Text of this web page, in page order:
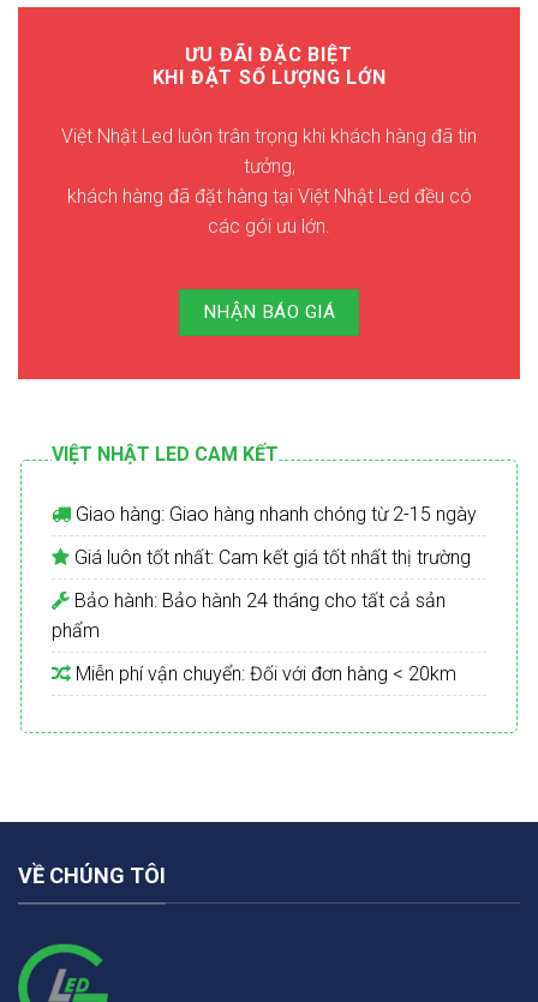
ƯU ĐÃI ĐẶC BIỆT
KHI ĐẶT SỐ LƯỢNG LỚN
Việt Nhật Led luôn trân trọng khi khách hàng đã tin
tưởng,
khách hàng đã đặt hàng tại Việt Nhật Led đều có
các gói ưu lớn.
NHẬN BÁO GIÁ
VIỆT NHẬT LED CAM KẾT
Giao hàng: Giao hàng nhanh chóng từ 2-15 ngày
Giá luôn tốt nhất: Cam kết giá tốt nhất thị trường
Bảo hành: Bảo hành 24 tháng cho tất cả sản
phẩm
Miễn phí vận chuyển: Đối với đơn hàng < 20km
VỀ CHÚNG TÔI